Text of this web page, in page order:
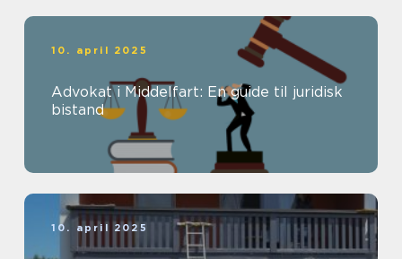
10. april 2025
Advokat i Middelfart: En guide til juridisk
bistand
10. april 2025